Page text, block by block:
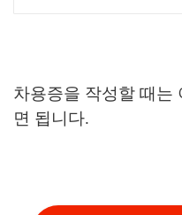
차용증을 작성할 때는
면 됩니다.